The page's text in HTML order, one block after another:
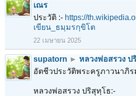
เณร
ประวัติ :- https://
เขียน_ธมฺมรกฺขิโต
22 เมษายน 2025
supatorn ► หลวงพ่อสรวง ป
อัตชีวประวัติพระครูภาวนาภิร
หลวงพ่อสรวง ปริสุทฺโธ:-